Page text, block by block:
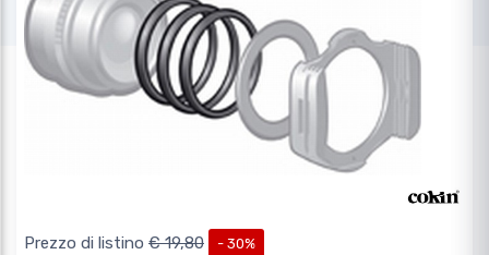
Prezzo di listino € 19,80 - 30%